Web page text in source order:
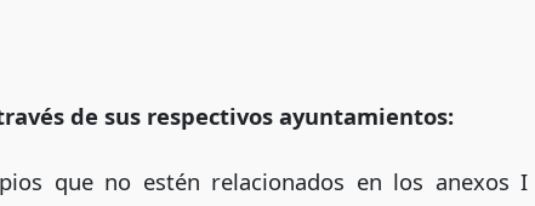
de sus respectivos ayuntamientos:
que no estén relacionados en los